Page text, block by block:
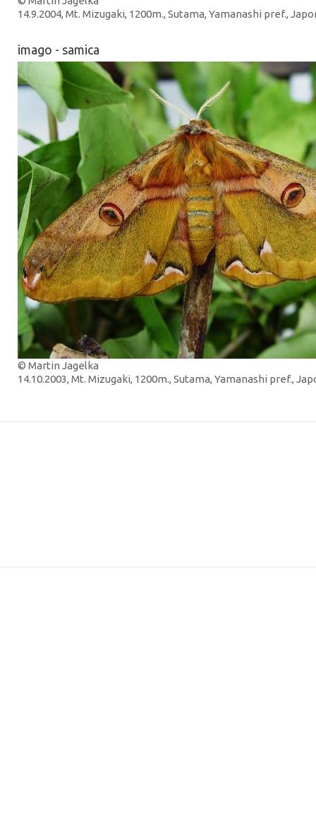
14.9.2004, Mt. Mizugaki, 1200m., Sutama, Yamanashi pref.,
imago - samica
© Martin Jagelka
14.10.2003, Mt. Mizugaki, 1200m., Sutama, Yamanashi pref.,